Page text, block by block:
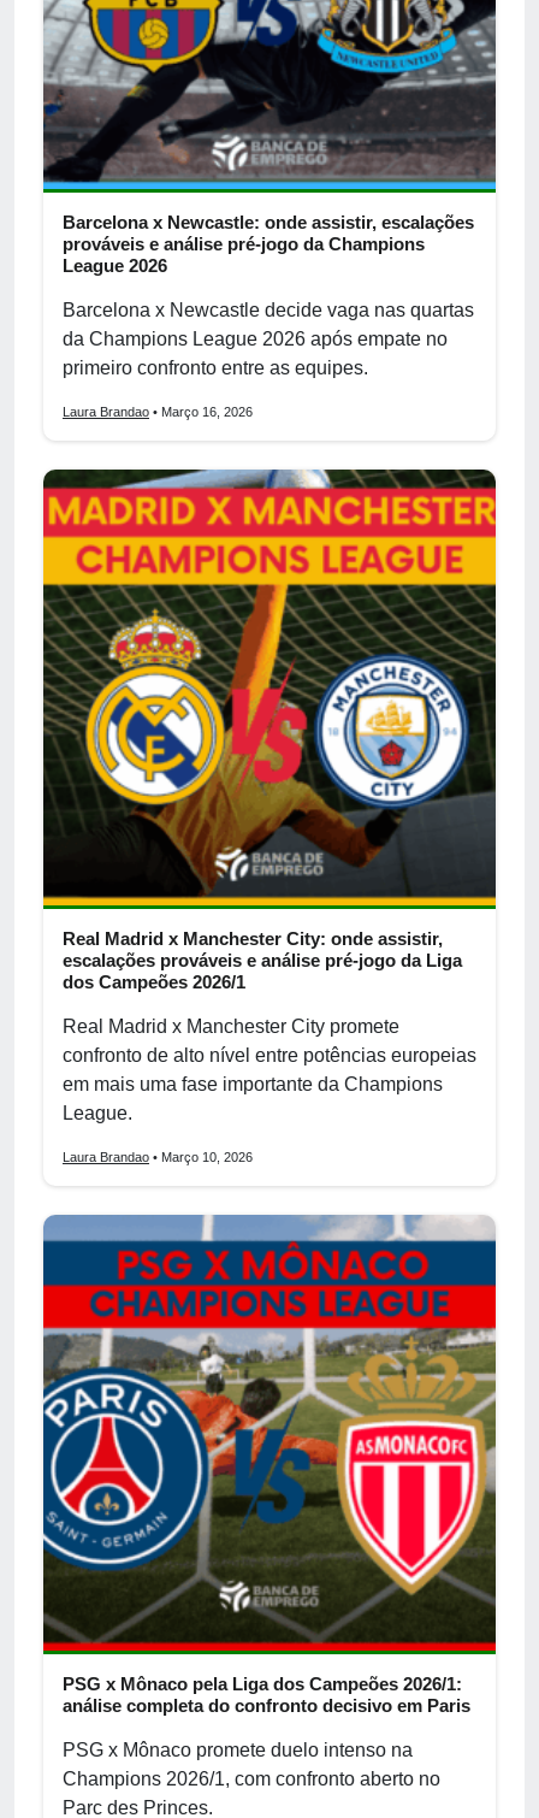
Barcelona x Newcastle: onde assistir, escalações
prováveis e análise pré-jogo da Champions
League 2026
Barcelona x Newcastle decide vaga nas quartas
da Champions League 2026 após empate no
primeiro confronto entre as equipes.
Laura Brandao • Março 16, 2026
Real Madrid x Manchester City: onde assistir,
escalações prováveis e análise pré-jogo da Liga
dos Campeões 2026/1
Real Madrid x Manchester City promete
confronto de alto nível entre potências europeias
em mais uma fase importante da Champions
League.
Laura Brandao • Março 10, 2026
PSG x Mônaco pela Liga dos Campeões 2026/1:
análise completa do confronto decisivo em Paris
PSG x Mônaco promete duelo intenso na
Champions 2026/1, com confronto aberto no
Parc des Princes.